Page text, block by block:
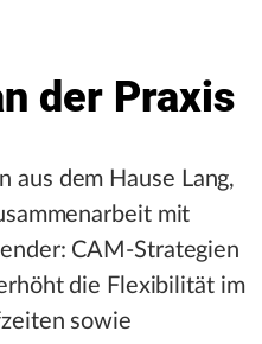
der Praxis
aus dem Hause Lang,
mit
CAM-Strategien
die Flexibilität im
sowie